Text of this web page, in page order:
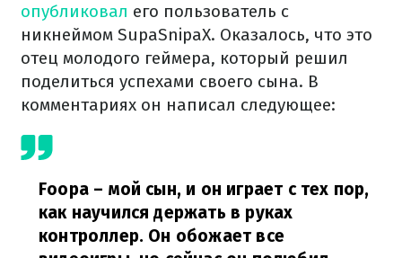
опубликовал его пользователь с
никнеймом SupaSnipaX. Оказалось, что это
отец молодого геймера, который решил
поделиться успехами своего сына. В
комментариях он написал следующее:
Foopa – мой сын, и он играет с тех пор,
как научился держать в руках
контроллер. Он обожает все